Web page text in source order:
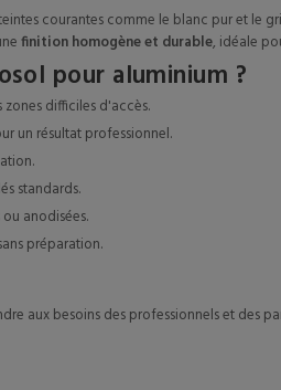
courantes comme le blanc pur et le
finition homogène et durable, idéale
pour aluminium ?
difficiles d'accès.
un résultat professionnel.
standards.
anodisées.
préparation.
aux besoins des professionnels et des